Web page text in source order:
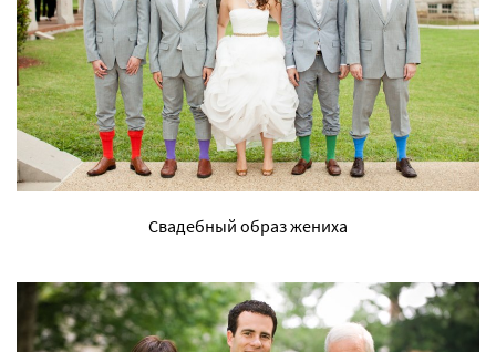
Свадебный образ жениха